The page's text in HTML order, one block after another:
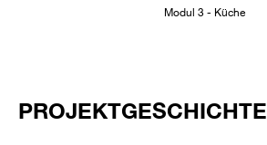
Modul 3 - Küche
PROJEKTGESCHICHTE